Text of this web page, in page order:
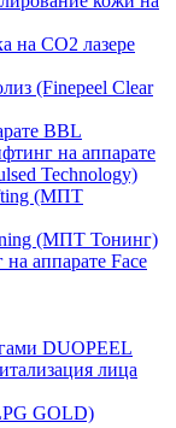
на CO2 лазере
(Finepeel Clear
BBL
на аппарате
Technology)
(МПТ
(МПТ Тонинг)
аппарате Face
DUOPEEL
лица
GOLD)